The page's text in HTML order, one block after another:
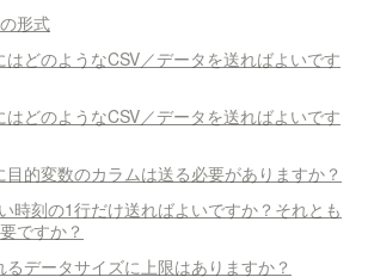
形式
どのようなCSV／データを送ればよいです
どのようなCSV／データを送ればよいです
的変数のカラムは送る必要がありますか？
時刻の1行だけ送ればよいですか？それとも
ですか？
データサイズに上限はありますか？